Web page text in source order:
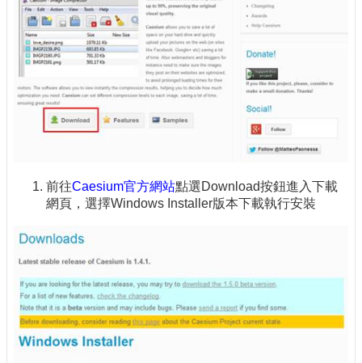
前往Caesium官方網站點選Download按鈕進入下載
網頁，選擇Windows Installer版本下載執行安裝